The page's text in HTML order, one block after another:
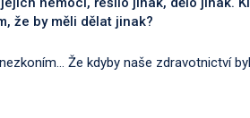
že by měli dělat jinak?
Že kdyby naše zdravotnictví